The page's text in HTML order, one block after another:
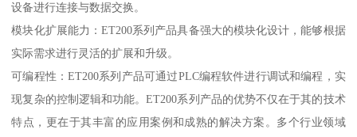
设备进行连接与数据交换。
模块化扩展能力：ET200系列产品具备强大的模块化设计，能够根据
实际需求进行灵活的扩展和升级。
可编程性：ET200系列产品可通过PLC编程软件进行调试和编程，实
现复杂的控制逻辑和功能。ET200系列产品的优势不仅在于其的技术
特点，更在于其丰富的应用案例和成熟的解决方案。多个行业领域